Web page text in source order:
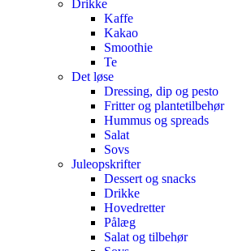
Drikke
Kaffe
Kakao
Smoothie
Te
Det løse
Dressing, dip og pesto
Fritter og plantetilbehør
Hummus og spreads
Salat
Sovs
Juleopskrifter
Dessert og snacks
Drikke
Hovedretter
Pålæg
Salat og tilbehør